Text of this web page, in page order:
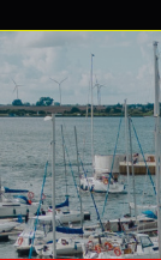
Imieniny: Sława,
Jakub, Stefan
Koperta Życia